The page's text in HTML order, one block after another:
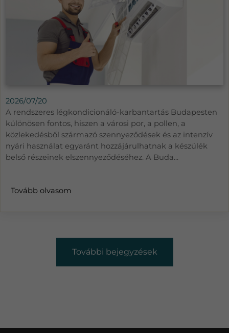
2026/07/20
A rendszeres légkondicionáló-karbantartás Budapesten
különösen fontos, hiszen a városi por, a pollen, a
közlekedésből származó szennyeződések és az intenzív
nyári használat egyaránt hozzájárulhatnak a készülék
belső részeinek elszennyeződéséhez. A Buda...
Tovább olvasom
További bejegyzések